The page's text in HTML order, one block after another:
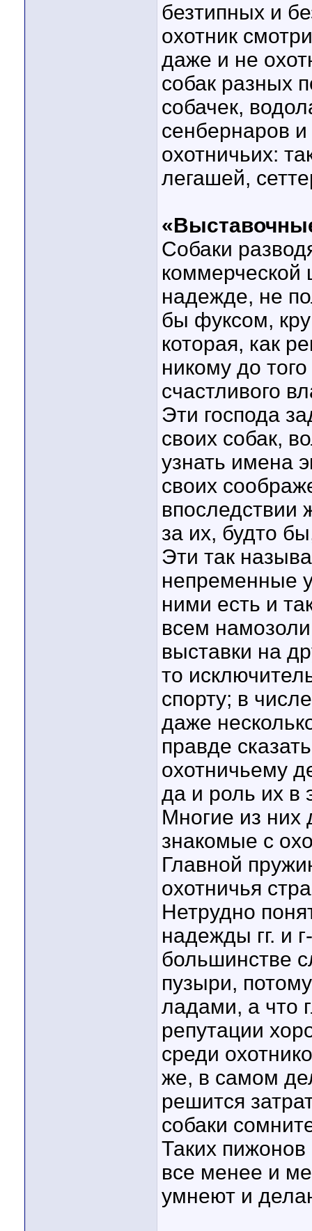
безтипных и
охотник
даже и не
собак разных
собачек,
сенбернаров
охотничьих:
легашей,
Собаки
коммерческой
надежде, не
бы фуксом,
которая, как
никому до
счастливого
Эти господа
своих собак,
узнать имена
своих
впоследствии
за их, будто
Эти так
непременные
ними есть и
всем
выставки на
то
спорту; в
даже
правде
охотничьему
да и роль их в
Многие из них
знакомые с
Главной
охотничья
Нетрудно
надежды гг. и
большинстве
пузыри,
ладами, а что
репутации
среди
же, в самом
решится
собаки
Таких
все менее и
умнеют и